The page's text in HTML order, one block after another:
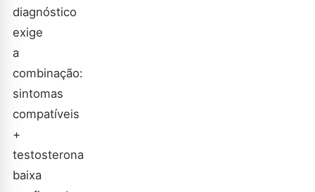
diagnóstico
exige
a
combinação:
sintomas
compatíveis
+
testosterona
baixa